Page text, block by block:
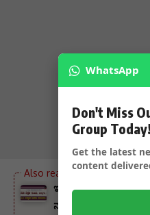
ಇಂದು JSS ಸಂಸ್ಥೆಯ
ನಾಮಕರಣ ಸಮಾರಂಭ –
WhatsApp
Don't Miss
Group Today!
Get the latest
content